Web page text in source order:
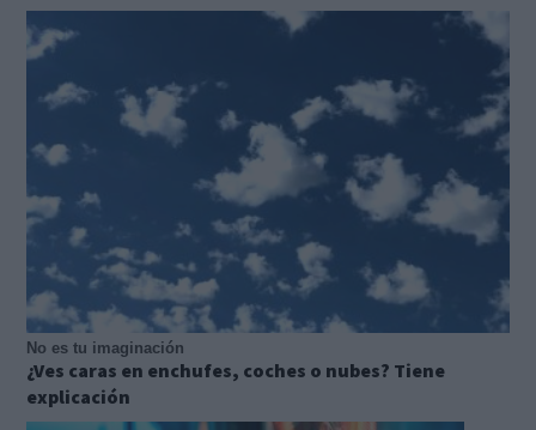
No es tu imaginación
¿Ves caras en enchufes, coches o nubes? Tiene
explicación